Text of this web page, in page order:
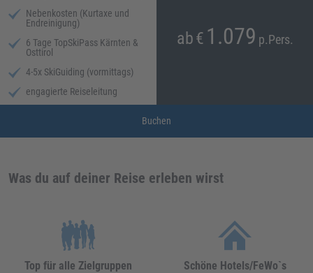
ab€ 1.079 p.Pers.
Nebenkosten (Kurtaxe und
Endreinigung)
6 Tage TopSkiPass Kärnten &
Osttirol
4-5x SkiGuiding (vormittags)
engagierte Reiseleitung
Buchen
Was du auf deiner Reise erleben wirst
Top für alle Zielgruppen Schöne Hotels/FeWo`s